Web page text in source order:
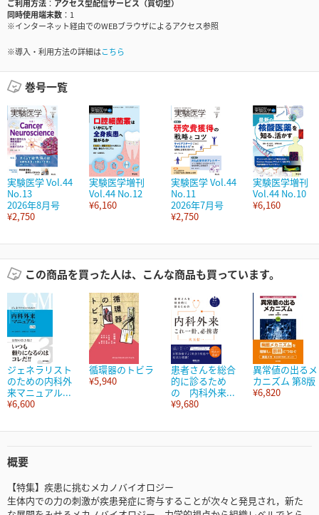
ご利用方法
アクセス型配信サービス（買切型）
同時使用端末数
1
※インターネット経由でのWEBブラウザによるアクセス参照
※導入・利用方法の詳細はこちら
巻号一覧
実験医学 Vol.44
No.13
2026年8月号
¥2,750
実験医学増刊
Vol.44 No.12
¥6,160
実験医学 Vol.44
No.11
2026年7月号
¥2,750
実験医学増刊
Vol.44 No.10
¥6,160
この商品を買った人は、こんな商品も買っています。
ジェネラリスト
のための内科外
来マニュアル...
¥6,600
循環器のトビラ
¥5,940
患者さんを総合
的に診るため
の 内科外来...
¥9,680
異常値の出るメ
カニズム 第8版
¥6,820
概要
【特集】疾患に挑むメカノバイオロジー
生体内での力の刺激が疾患発症に寄与することが次々と発見され，新た